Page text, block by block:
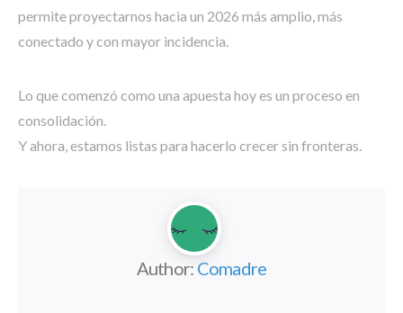
permite proyectarnos hacia un 2026 más amplio, más
conectado y con mayor incidencia.
Lo que comenzó como una apuesta hoy es un proceso en
consolidación.
Y ahora, estamos listas para hacerlo crecer sin fronteras.
Author: Comadre